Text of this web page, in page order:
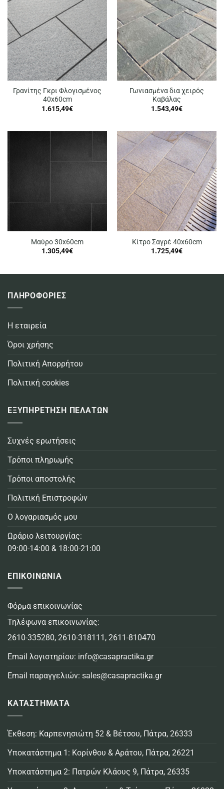
Γρανίτης Γκρι Φλογισμένος
40x60cm
1.615,49€
Γωνιασμένα δια χειρός
Καβάλας
1.543,49€
Μαύρο 30x60cm
1.305,49€
Κίτρο Σαγρέ 40x60cm
1.725,49€
ΠΛΗΡΟΦΟΡΙΕΣ
Η εταιρεία
Όροι χρήσης
Πολιτική Απορρήτου
Πολιτική cookies
ΕΞΥΠΗΡΕΤΗΣΗ ΠΕΛΑΤΩΝ
Συχνές ερωτήσεις
Τρόποι πληρωμής
Τρόποι αποστολής
Πολιτική Επιστροφών
Ο λογαριασμός μου
Ωράριο λειτουργίας:
09:00-14:00 & 18:00-21:00
ΕΠΙΚΟΙΝΩΝΙΑ
Φόρμα επικοινωνίας
Τηλέφωνα επικοινωνίας:
2610-335280, 2610-318111 , 2611-810470
Email λογιστηρίου: info@casapractika.gr
Email παραγγελιών: sales@casapractika.gr
ΚΑΤΑΣΤΗΜΑΤΑ
Έκθεση: Καρπενησιώτη 52 & Βέτσου, Πάτρα, 26333
Υποκατάστημα 1: Κορίνθου & Αράτου, Πάτρα, 26221
Υποκατάστημα 2: Πατρών Κλάους 9, Πάτρα, 26335